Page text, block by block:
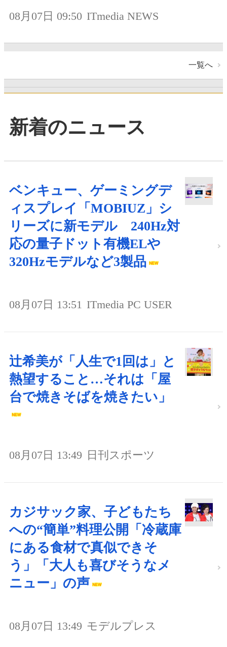
08月07日 09:50 ITmedia NEWS
一覧へ
新着のニュース
ベンキュー、ゲーミングデ
ィスプレイ「MOBIUZ」シ
リーズに新モデル 240Hz対
応の量子ドット有機ELや
320Hzモデルなど3製品
08月07日 13:51 ITmedia PC USER
辻希美が「人生で1回は」と
熱望すること…それは「屋
台で焼きそばを焼きたい」
08月07日 13:49 日刊スポーツ
カジサック家、子どもたち
への“簡単”料理公開「冷蔵庫
にある食材で真似できそ
う」「大人も喜びそうなメ
ニュー」の声
08月07日 13:49 モデルプレス